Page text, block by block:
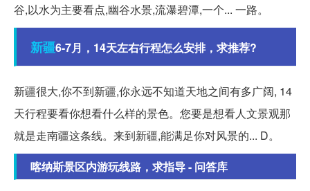
谷,以水为主要看点,幽谷水景,流瀑碧潭,一个... 一路。
新疆6-7月，14天左右行程怎么安排，求推荐?
新疆很大,你不到新疆,你永远不知道天地之间有多广阔, 14
天行程要看你想看什么样的景色。您要是想看人文景观那
就是走南疆这条线。来到新疆,能满足你对风景的... D。
喀纳斯景区内游玩线路，求指导 - 问答库